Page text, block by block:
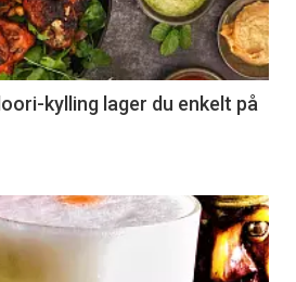
kylling lager du enkelt på